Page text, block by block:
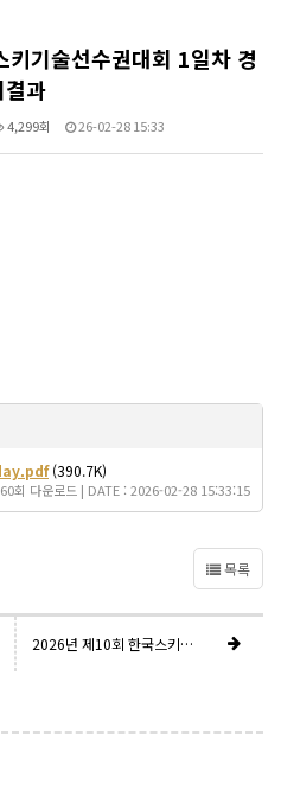
기술선수권대회 1일차 경
결과
4,299회 26-02-28 15:33
(390.7K)
회 다운로드 | DATE : 2026-02-28 15:33:15
목록
2026년 제10회 한국스키장경영협회 카브배 스키기술선수권대회 참가자 명단(조구분)